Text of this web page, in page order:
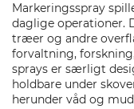
Markeringsspray
daglige operationer.
træer og andre
forvaltning,
sprays er særligt
holdbare under
herunder våd og